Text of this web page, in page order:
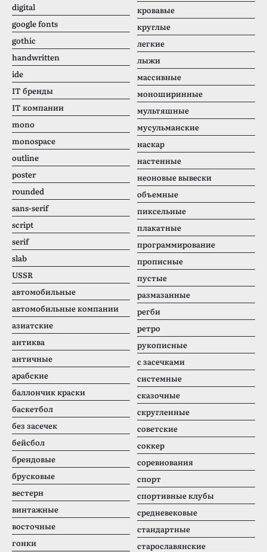
digital
google fonts
gothic
handwritten
ide
IT бренды
IT компании
mono
monospace
outline
poster
rounded
sans-serif
script
serif
slab
USSR
автомобильные
автомобильные компании
азиатские
антиква
античные
арабские
баллончик краски
баскетбол
без засечек
бейсбол
брендовые
брусковые
вестерн
винтажные
восточные
гонки
кровавые
круглые
легкие
лыжи
массивные
моноширинные
мультяшные
мусульманские
наскар
настенные
неоновые вывески
объемные
пиксельные
плакатные
программирование
прописные
пустые
размазанные
регби
ретро
рукописные
с засечками
системные
сказочные
скругленные
советские
соккер
соревнования
спорт
спортивные клубы
средневековые
стандартные
старославянские